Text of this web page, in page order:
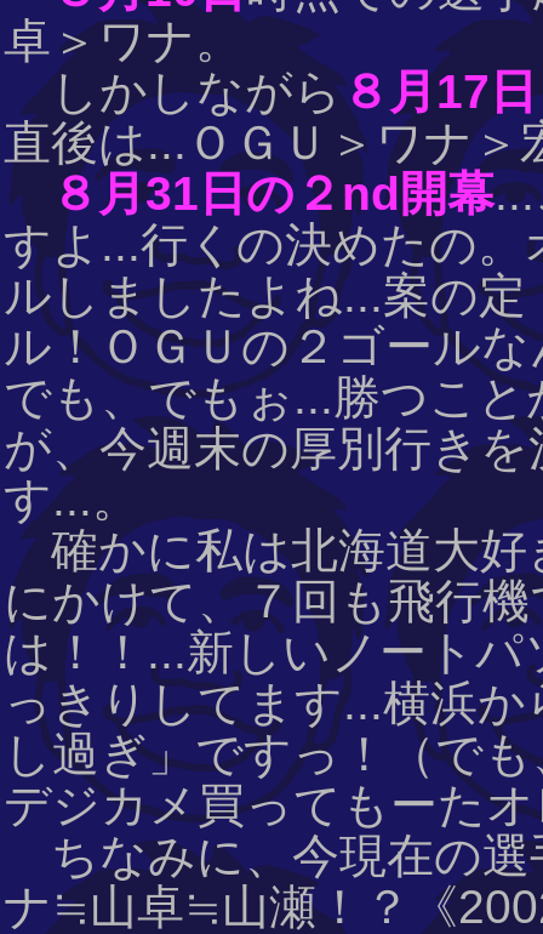
卓＞ワナ。
しかしながら８月17
直後は...ＯＧＵ＞ワナ＞
８月31日の２nd開幕
すよ...行くの決めたの
ルしましたよね...案の
ル！ＯＧＵの２ゴール
でも、でもぉ...勝つこ
が、今週末の厚別行き
す...。
確かに私は北海道大好
にかけて、７回も飛行
は！！...新しいノート
っきりしてます...横浜
し過ぎ」ですっ！（で
デジカメ買ってもーた
ちなみに、今現在の選
ナ≒山卓≒山瀬！？《